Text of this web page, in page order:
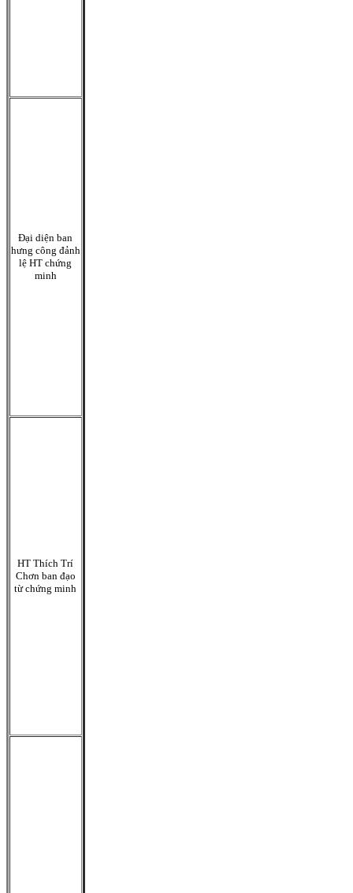
Đại diện ban
hưng công đảnh
lệ HT chứng
minh
HT Thích Trí
Chơn ban đạo
từ chứng minh